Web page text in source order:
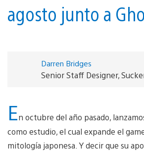
agosto junto a
Darren Bridges
Senior Staff Designer,
En octubre del año pasado,
como estudio, el cual expande el
mitología japonesa. Y decir que su